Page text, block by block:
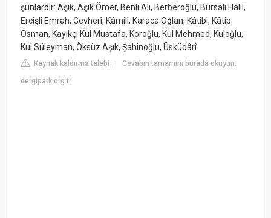
şunlardır: Aşık, Aşık Ömer, Benli Ali, Berberoğlu, Bursalı Halil,
Ercişli Emrah, Gevherî, Kâmilî, Karaca Oğlan, Kâtibî, Kâtip
Osman, Kayıkçı Kul Mustafa, Koroğlu, Kul Mehmed, Kuloğlu,
Kul Süleyman, Öksüz Aşık, Şahinoğlu, Üsküdârî.
Kaynak kaldırma talebi |Cevabın tamamını burada okuyun:
dergipark.org.tr